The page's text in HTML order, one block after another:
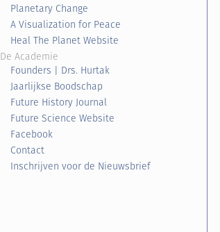
Planetary Change
A Visualization for Peace
Heal The Planet Website
De Academie
Founders | Drs. Hurtak
Jaarlijkse Boodschap
Future History Journal
Future Science Website
Facebook
Contact
Inschrijven voor de Nieuwsbrief